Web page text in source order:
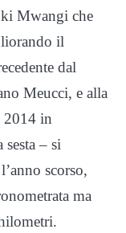
Mwangi che
il
dal
Meucci, e alla
2014 in
– si
scorso,
ma